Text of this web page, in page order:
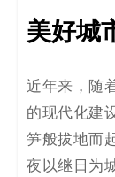
_
低
代
码
美好城
近年来，随
的现代化建
笋般拔地而
夜以继日为